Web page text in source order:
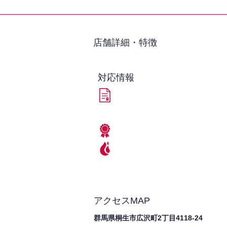
​店舗詳細・特徴
対応情報
アクセスMAP
群馬県桐生市広沢町2丁目4118-24